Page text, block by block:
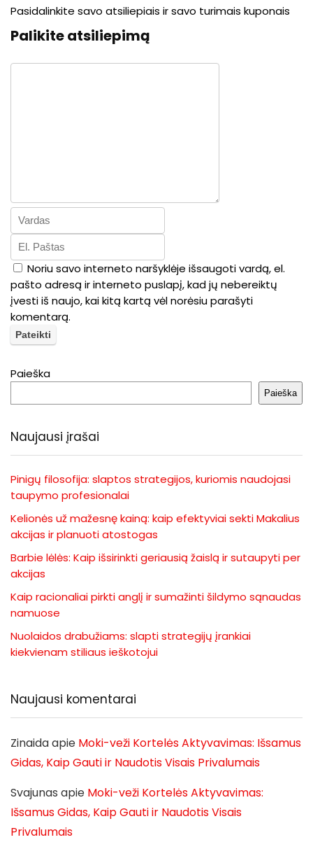
Pasidalinkite savo atsiliepiais ir savo turimais kuponais
Palikite atsiliepimą
Noriu savo interneto naršyklėje išsaugoti vardą, el.
pašto adresą ir interneto puslapį, kad jų nebereiktų
įvesti iš naujo, kai kitą kartą vėl norėsiu parašyti
komentarą.
Paieška
Paieška
Naujausi įrašai
Pinigų filosofija: slaptos strategijos, kuriomis naudojasi
taupymo profesionalai
Kelionės už mažesnę kainą: kaip efektyviai sekti Makalius
akcijas ir planuoti atostogas
Barbie lėlės: Kaip išsirinkti geriausią žaislą ir sutaupyti per
akcijas
Kaip racionaliai pirkti anglį ir sumažinti šildymo sąnaudas
namuose
Nuolaidos drabužiams: slapti strategijų įrankiai
kiekvienam stiliaus ieškotojui
Naujausi komentarai
Zinaidaapie Moki-veži Kortelės Aktyvavimas: Išsamus
Gidas, Kaip Gauti ir Naudotis Visais Privalumais
Svajunas apie Moki-veži Kortelės Aktyvavimas:
Išsamus Gidas, Kaip Gauti ir Naudotis Visais
Privalumais